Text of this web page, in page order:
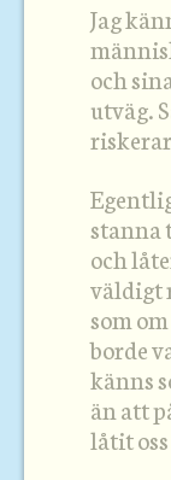
Jag
och
utväg.
stanna
och
väldigt
som
borde
känns
än att
låtit